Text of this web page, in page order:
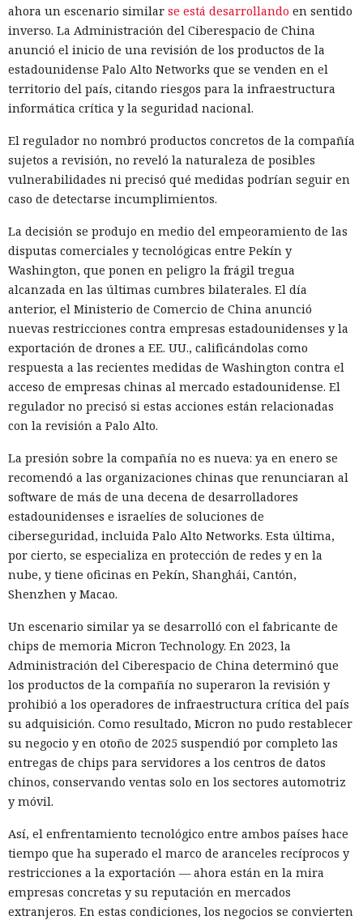
ahora un escenario similar se está desarrollando en sentido
inverso. La Administración del Ciberespacio de China
anunció el inicio de una revisión de los productos de la
estadounidense Palo Alto Networks que se venden en el
territorio del país, citando riesgos para la infraestructura
informática crítica y la seguridad nacional.
El regulador no nombró productos concretos de la compañía
sujetos a revisión, no reveló la naturaleza de posibles
vulnerabilidades ni precisó qué medidas podrían seguir en
caso de detectarse incumplimientos.
La decisión se produjo en medio del empeoramiento de las
disputas comerciales y tecnológicas entre Pekín y
Washington, que ponen en peligro la frágil tregua
alcanzada en las últimas cumbres bilaterales. El día
anterior, el Ministerio de Comercio de China anunció
nuevas restricciones contra empresas estadounidenses y la
exportación de drones a EE. UU., calificándolas como
respuesta a las recientes medidas de Washington contra el
acceso de empresas chinas al mercado estadounidense. El
regulador no precisó si estas acciones están relacionadas
con la revisión a Palo Alto.
La presión sobre la compañía no es nueva: ya en enero se
recomendó a las organizaciones chinas que renunciaran al
software de más de una decena de desarrolladores
estadounidenses e israelíes de soluciones de
ciberseguridad, incluida Palo Alto Networks. Esta última,
por cierto, se especializa en protección de redes y en la
nube, y tiene oficinas en Pekín, Shanghái, Cantón,
Shenzhen y Macao.
Un escenario similar ya se desarrolló con el fabricante de
chips de memoria Micron Technology. En 2023, la
Administración del Ciberespacio de China determinó que
los productos de la compañía no superaron la revisión y
prohibió a los operadores de infraestructura crítica del país
su adquisición. Como resultado, Micron no pudo restablecer
su negocio y en otoño de 2025 suspendió por completo las
entregas de chips para servidores a los centros de datos
chinos, conservando ventas solo en los sectores automotriz
y móvil.
Así, el enfrentamiento tecnológico entre ambos países hace
tiempo que ha superado el marco de aranceles recíprocos y
restricciones a la exportación — ahora están en la mira
empresas concretas y su reputación en mercados
extranjeros. En estas condiciones, los negocios se convierten